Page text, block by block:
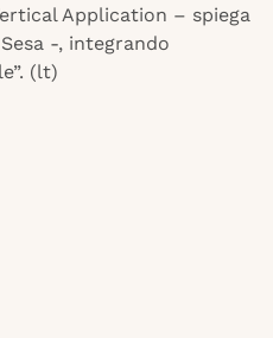
Application – spiega
-, integrando
(lt)